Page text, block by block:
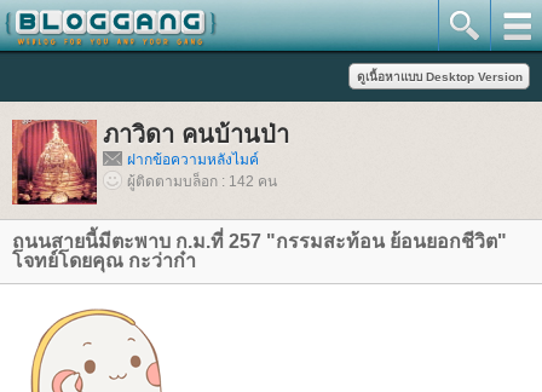
ภาวิดา คนบ้านป่า
ฝากข้อความหลังไมค์
ผู้ติดตามบล็อก : 142 คน
ถนนสายนี้มีตะพาบ ก.ม.ที่ 257 "กรรมสะท้อน ย้อนยอกชีวิต"
จทย์โดยคุณ กะว่าก๋า